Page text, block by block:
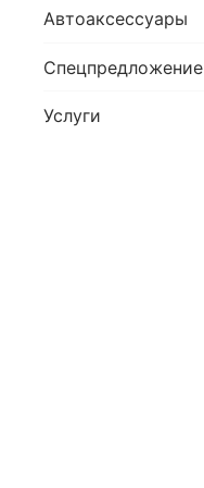
Автоаксессуары
Спецпредложение
Услуги